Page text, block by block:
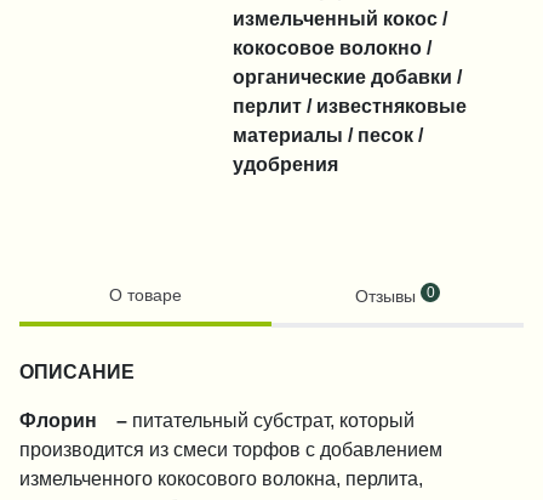
измельченный кокос /
кокосовое волокно /
органические добавки /
перлит / известняковые
материалы / песок /
удобрения
О товаре Отзывы 0
ОПИСАНИЕ
Флорин – питательный субстрат, который
производится из смеси торфов с добавлением
измельченного кокосового волокна, перлита,